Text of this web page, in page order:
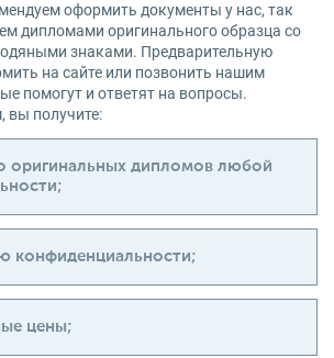
оформить документы у нас, так
дипломами оригинального образца со
знаками. Предварительную
на сайте или позвонить нашим
помогут и ответят на вопросы.
вы получите:
оригинальных дипломов любой
конфиденциальности;
цены;